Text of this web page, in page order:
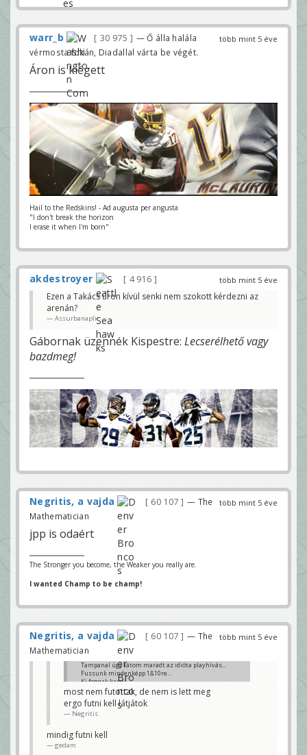
több mint 5 éve
warr_b 30 975
— Ő álla halála
vérmosta fokán, Diadallal várta be végét.
Áron is kiégett
Hail to the Redskins! - Ad augusta per angusta
"I don't break the horizon
I erase it when I'm born"
több mint 5 éve
akdestroyer
4 916
Ezen a Takács úron kívül senki nem szokott kérdezni az
arenán?
Assurbanapli
Gábornak üzennék Kispestre: Lecserélhető vagy
bazdmeg!
több mint 5 éve
Negritis, a vajda 60 107
— The
Mathematician
jpp is odaért
The Stronger you become, the Weaker you really are.
I wanted Champ to be champ!
több mint 5 éve
Negritis, a vajda 60 107
— The
Mathematician
Tampanal úgy látom maradt az idióta playhívás...
Fussunk mindenképp 1&10re...
Ki fognak kapni
Chargers LT
most nem futottak, de nem is lett meg
ergo futni kell látjátok
Negritis
mindig futni kell
gedam